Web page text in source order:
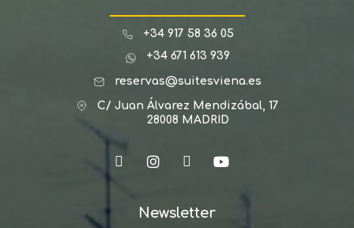
+34 917 58 36 05
+34 671 613 939
reservas@suitesviena.es
C/ Juan Álvarez Mendizábal, 17
28008 MADRID
Newsletter